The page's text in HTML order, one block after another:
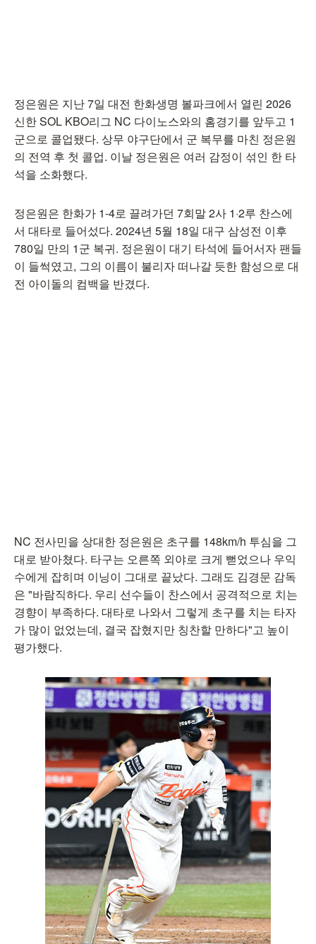
정은원은 지난 7일 대전 한화생명 볼파크에서 열린 2026
신한 SOL KBO리그 NC 다이노스와의 홈경기를 앞두고 1
군으로 콜업됐다. 상무 야구단에서 군 복무를 마친 정은원
의 전역 후 첫 콜업. 이날 정은원은 여러 감정이 섞인 한 타
석을 소화했다.
정은원은 한화가 1-4로 끌려가던 7회말 2사 1·2루 찬스에
서 대타로 들어섰다. 2024년 5월 18일 대구 삼성전 이후
780일 만의 1군 복귀. 정은원이 대기 타석에 들어서자 팬들
이 들썩였고, 그의 이름이 불리자 떠나갈 듯한 함성으로 대
전 아이돌의 컴백을 반겼다.
NC 전사민을 상대한 정은원은 초구를 148km/h 투심을 그
대로 받아쳤다. 타구는 오른쪽 외야로 크게 뻗었으나 우익
수에게 잡히며 이닝이 그대로 끝났다. 그래도 김경문 감독
은 "바람직하다. 우리 선수들이 찬스에서 공격적으로 치는
경향이 부족하다. 대타로 나와서 그렇게 초구를 치는 타자
가 많이 없었는데, 결국 잡혔지만 칭찬할 만하다"고 높이
평가했다.